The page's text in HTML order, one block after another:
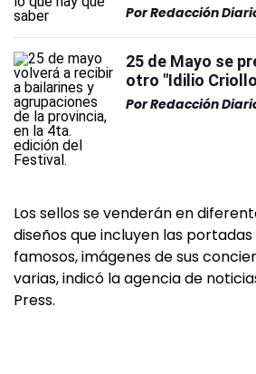
PorRedacción
25 de Mayo se
otro "Idilio
PorRedacción
Los sellos se venderán en
diseños que incluyen las
famosos, imágenes de sus
varias, indicó la agencia de
Press.